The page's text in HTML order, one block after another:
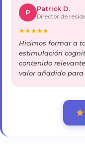
P Patrick D.
Director de
★★★★★
Hicimos formar a
estimulación
contenido
valor añadido para